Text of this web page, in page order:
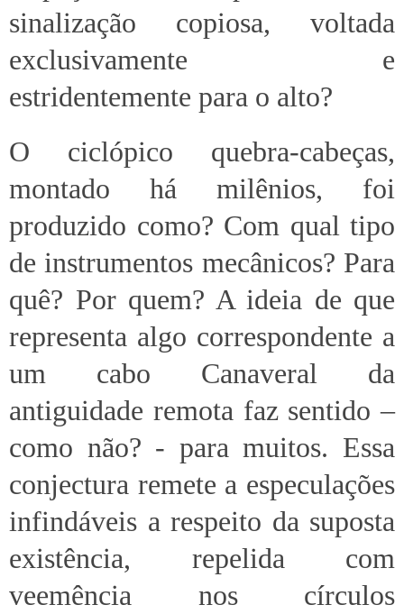
sinalização copiosa, voltada
exclusivamente e
estridentemente para o alto?
O ciclópico quebra-cabeças,
montado há milênios, foi
produzido como? Com qual tipo
de instrumentos mecânicos? Para
quê? Por quem? A ideia de que
representa algo correspondente a
um cabo Canaveral da
antiguidade remota faz sentido –
como não? - para muitos. Essa
conjectura remete a especulações
infindáveis a respeito da suposta
existência, repelida com
veemência nos círculos